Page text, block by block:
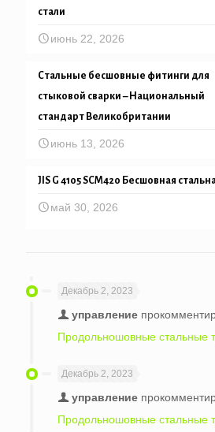
стали
июнь 22, 2026
Стальные бесшовные фитинги для
стыковой сварки – Национальный
стандарт Великобритании
июнь 13, 2026
JIS G 4105 SCM420 Бесшовная
май 30, 2026
Декабрь 2, 2023
управление
Продольношовные стальные
Декабрь 2, 2023
управление
Продольношовные стальные